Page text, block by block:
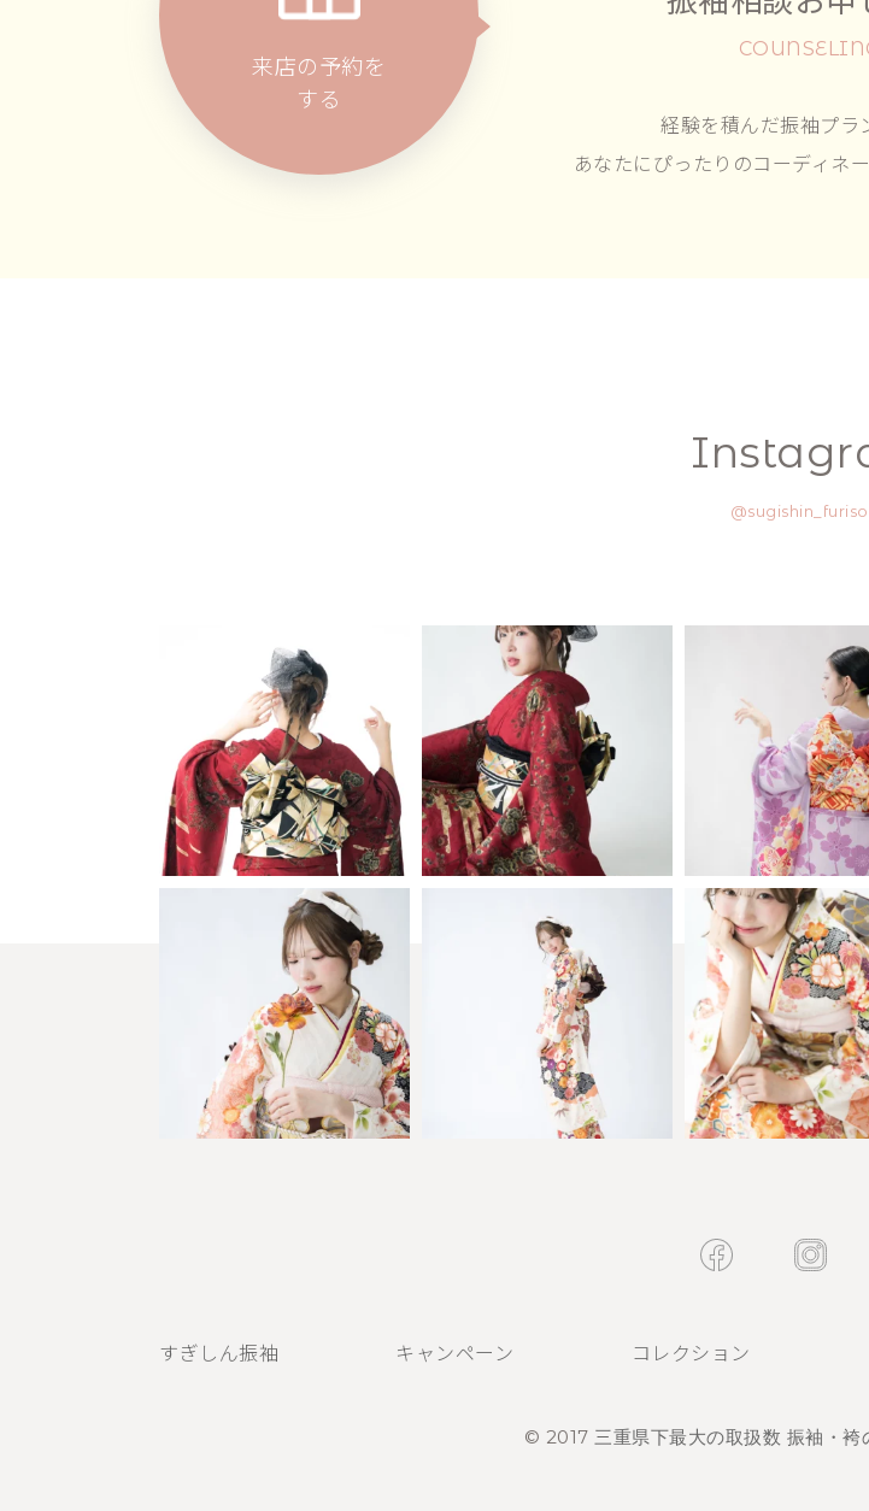
来店の予約を
する
経験を積んだ振袖プラ
あなたにぴったりのコーディネ
すぎしん振袖 キャンペーン コレクション
© 2017三重県下最大の取扱数 振袖・